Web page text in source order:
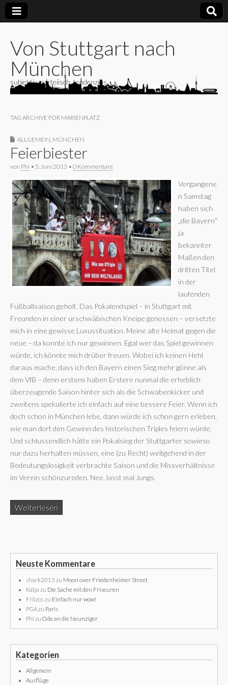
Von Stuttgart nach
München
subjektiv, parteiisch, tendenziös
TAG ARCHIVE FOR MARIENPLATZ
ALLGEMEIN MÜNCHEN
Feierbiester
von Phi • 5. Juni 2013 • 0 Kommentare
Vergangene
n Samstag
haben sich
„die Bayern“
ja
bekannter
Maßen den
dritten Titel
in der
laufenden
Fußballsaison geholt. Das Pokalendspiel – in Stuttgart mit
Freunden in einer urschwäbischen Kneipe genossen – versetzte
mich in eine gewisse Luxussituation. Meine alte Heimat gegen die
neue – da konnte ich nur gewinnen. Egal wer das Spiel gewinnen
würde, ich könnte mich drüber freuen. Wobei ich keinen Hehl
daraus mache, dass ich den Bayern einen Sieg mehr gönne als
dem VfB – denn erstens haben Erstere nunmal die erheblich
überzeugende Saison hinter sich als die Schwabenkicker und
zweitens spekulierte ich einfach auf eine bessere Feier. Wenn ich
doch schon in München lebe, dann würde ich schon gern erleben,
wie man dort den Gewinn des historischen Triples feiern würde.
Und schlussendlich hätte ein Pokalsieg der Stuttgarter sowieso
nur dazu herhalten müssen, eine (zu Recht) weitgehend in der
Bedeutungslosigkeit verbrachte Saison und die Missverhältnisse
im Verein schönzureden. Nee, lasst mal Jungs.
Weiterlesen
Neuste Kommentare
shark2015 zu Moon over Friedenheimer Street
Katja zu Die Sache mit den Friseuren
Fritzoszu Einfach nur wow!
PGAzu Paris
Phi zu Ode an die Neunziger
Kategorien
Allgemein
Ausflüge